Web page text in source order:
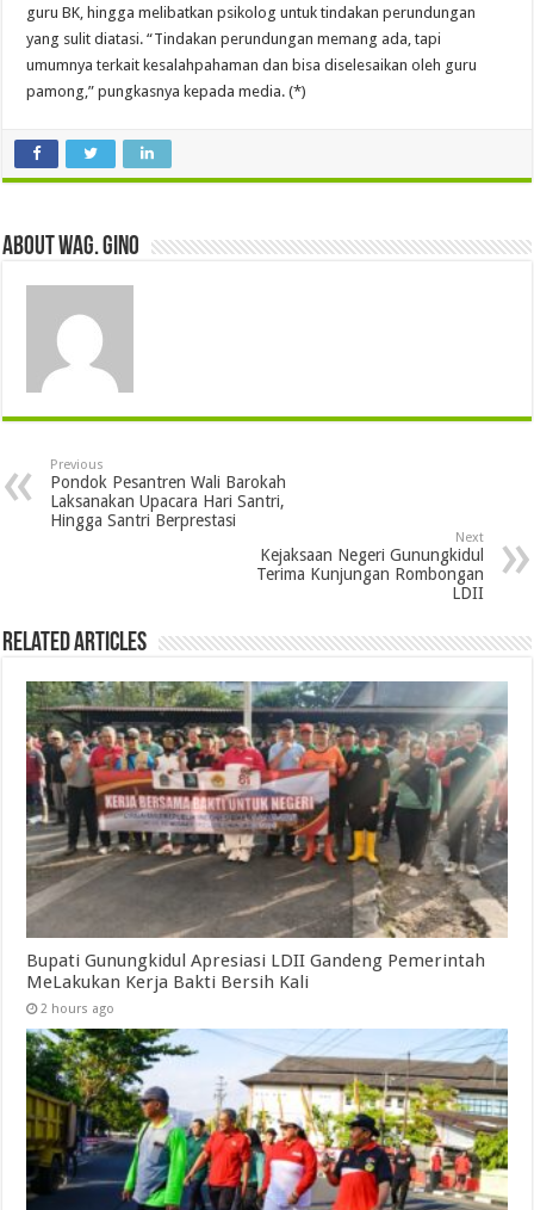
guru BK, hingga melibatkan psikolog untuk tindakan perundungan
yang sulit diatasi. “Tindakan perundungan memang ada, tapi
umumnya terkait kesalahpahaman dan bisa diselesaikan oleh guru
pamong,” pungkasnya kepada media. (*)
About wag. gino
Previous
Pondok Pesantren Wali Barokah
Laksanakan Upacara Hari Santri,
Hingga Santri Berprestasi
Next
Kejaksaan Negeri Gunungkidul
Terima Kunjungan Rombongan
LDII
Related Articles
Bupati Gunungkidul Apresiasi LDII Gandeng Pemerintah
MeLakukan Kerja Bakti Bersih Kali ‎
2 hours ago